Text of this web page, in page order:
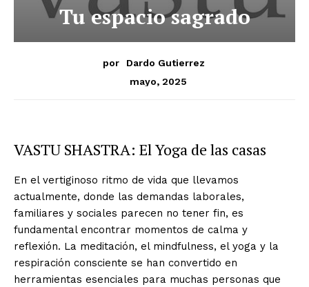
Tu espacio sagrado
por
Dardo Gutierrez
mayo, 2025
VASTU SHASTRA: El Yoga de las casas
En el vertiginoso ritmo de vida que llevamos
actualmente, donde las demandas laborales,
familiares y sociales parecen no tener fin, es
fundamental encontrar momentos de calma y
reflexión. La meditación, el mindfulness, el yoga y la
respiración consciente se han convertido en
herramientas esenciales para muchas personas que